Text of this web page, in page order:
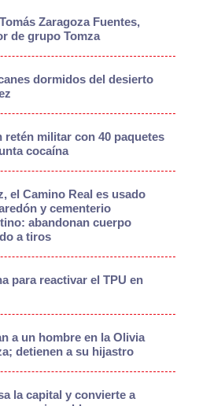
Zaragoza Fuentes,
de grupo Tomza
dormidos del desierto
retén militar con 40 paquetes
cocaína
el Camino Real es usado
y cementerio
abandonan cuerpo
a tiros
para reactivar el TPU en
a un hombre en la Olivia
detienen a su hijastro
la capital y convierte a